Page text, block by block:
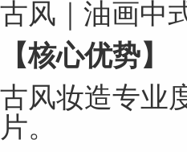
古风｜油画中
【核心优势】
古风妆造专业
片。